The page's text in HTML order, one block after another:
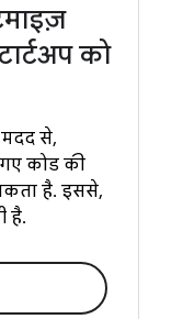
को
से,
गए कोड की
है. इससे,
है.